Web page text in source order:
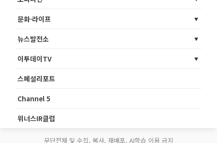
문화·라이프
뉴스발전소
이투데이TV
스페셜리포트
Channel 5
위너스IR클럽
무단전재 및 수집, 복사, 재배포, AI학습 이용 금지